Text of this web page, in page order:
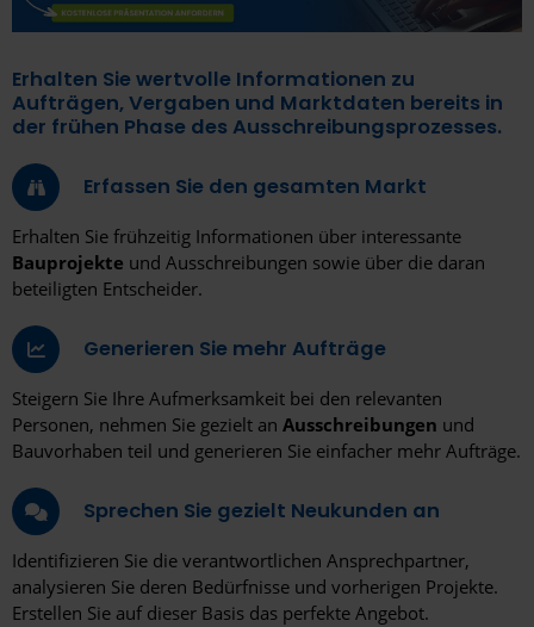
Erhalten Sie wertvolle Informationen zu
Aufträgen, Vergaben und Marktdaten bereits in
der frühen Phase des Ausschreibungsprozesses.
Erfassen Sie den gesamten Markt
Erhalten Sie frühzeitig Informationen über interessante
Bauprojekte und Ausschreibungen sowie über die daran
beteiligten Entscheider.
Generieren Sie mehr Aufträge
Steigern Sie Ihre Aufmerksamkeit bei den relevanten
Personen, nehmen Sie gezielt an Ausschreibungen und
Bauvorhaben teil und generieren Sie einfacher mehr Aufträge.
Sprechen Sie gezielt Neukunden an
Identifizieren Sie die verantwortlichen Ansprechpartner,
analysieren Sie deren Bedürfnisse und vorherigen Projekte.
Erstellen Sie auf dieser Basis das perfekte Angebot.